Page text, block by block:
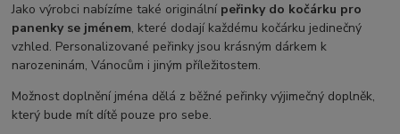
Jako výrobci nabízíme také originální peřinky do kočárku pro
panenky se jménem, které dodají každému kočárku jedinečný
vzhled. Personalizované peřinky jsou krásným dárkem k
narozeninám, Vánocům i jiným příležitostem.
Možnost doplnění jména dělá z běžné peřinky výjimečný doplněk,
který bude mít dítě pouze pro sebe.